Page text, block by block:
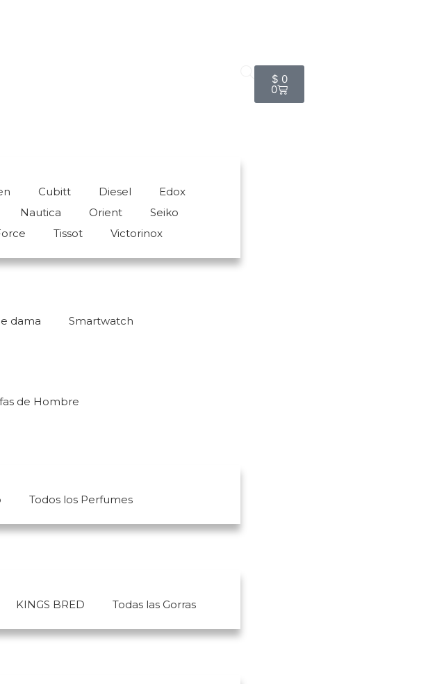
Cubitt Diesel
Edox
Nautica Orient
Seiko
Tissot Victorinox
dama Smartwatch
de Hombre
Todos los Perfumes
KINGS BRED Todas las Gorras
$ 0
0